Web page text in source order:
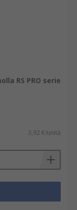
RS PRO serie
3,92 €/unità